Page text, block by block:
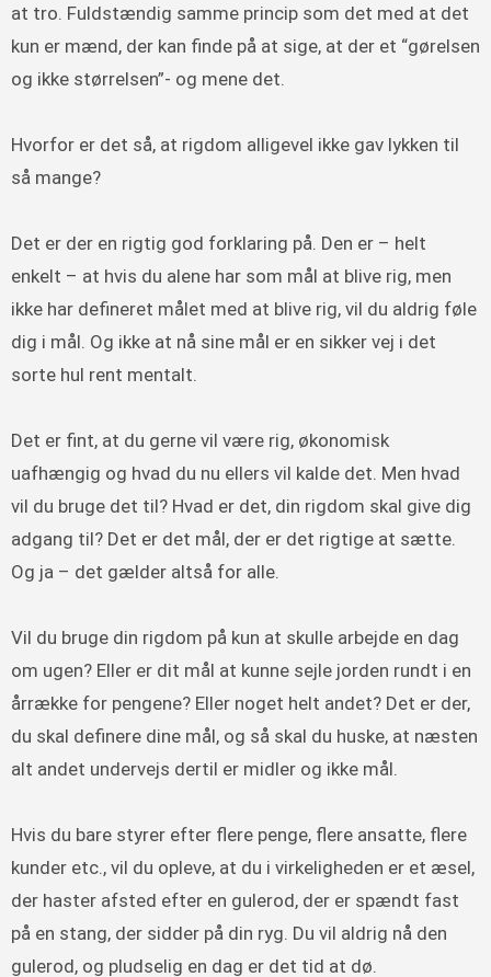
at tro. Fuldstændig samme princip som det med at det
kun er mænd, der kan finde på at sige, at der et “gørelsen
og ikke størrelsen”- og mene det.
Hvorfor er det så, at rigdom alligevel ikke gav lykken til
så mange?
Det er der en rigtig god forklaring på. Den er – helt
enkelt – at hvis du alene har som mål at blive rig, men
ikke har defineret målet med at blive rig, vil du aldrig føle
dig i mål. Og ikke at nå sine mål er en sikker vej i det
sorte hul rent mentalt.
Det er fint, at du gerne vil være rig, økonomisk
uafhængig og hvad du nu ellers vil kalde det. Men hvad
vil du bruge det til? Hvad er det, din rigdom skal give dig
adgang til? Det er det mål, der er det rigtige at sætte.
Og ja – det gælder altså for alle.
Vil du bruge din rigdom på kun at skulle arbejde en dag
om ugen? Eller er dit mål at kunne sejle jorden rundt i en
årrække for pengene? Eller noget helt andet? Det er der,
du skal definere dine mål, og så skal du huske, at næsten
alt andet undervejs dertil er midler og ikke mål.
Hvis du bare styrer efter flere penge, flere ansatte, flere
kunder etc., vil du opleve, at du i virkeligheden er et æsel,
der haster afsted efter en gulerod, der er spændt fast
på en stang, der sidder på din ryg. Du vil aldrig nå den
gulerod, og pludselig en dag er det tid at dø.